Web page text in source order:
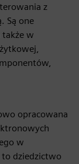
z
Są one
w
opracowana
w
to dziedzictwo